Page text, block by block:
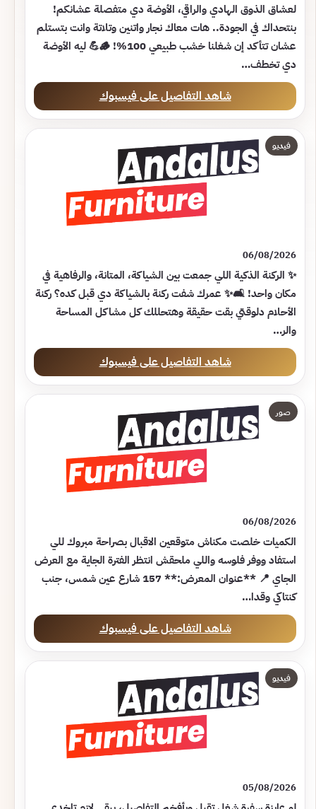
لعشاق الذوق الهادي والراقي، الأوضة دي متفصلة عشانكم!
بنتحداك في الجودة.. هات معاك نجار واتنين وتلاتة وانت بتستلم
عشان تتأكد إن شغلنا خشب طبيعي 100%! 🪵💪 ليه الأوضة
دي تخطف…
شاهد التفاصيل على فيسبوك
فيديو
06/08/2026
✨ الركنة الذكية اللي جمعت بين الشياكة، المتانة، والرفاهية في
مكان واحد! 🛋️✨ عمرك شفت ركنة بالشياكة دي قبل كده؟ ركنة
الأحلام دلوقتي بقت حقيقة وهتحللك كل مشاكل المساحة
والر…
شاهد التفاصيل على فيسبوك
صور
06/08/2026
الكميات خلصت مكناش متوقعين الاقبال بصراحة مبروك للي
استفاد ووفر فلوسه واللي ملحقش انتظر الفترة الجاية مع العرض
الجاي 📍 **عنوان المعرض:** 157 شارع عين شمس، جنب
كنتاكي وقدا…
شاهد التفاصيل على فيسبوك
فيديو
05/08/2026